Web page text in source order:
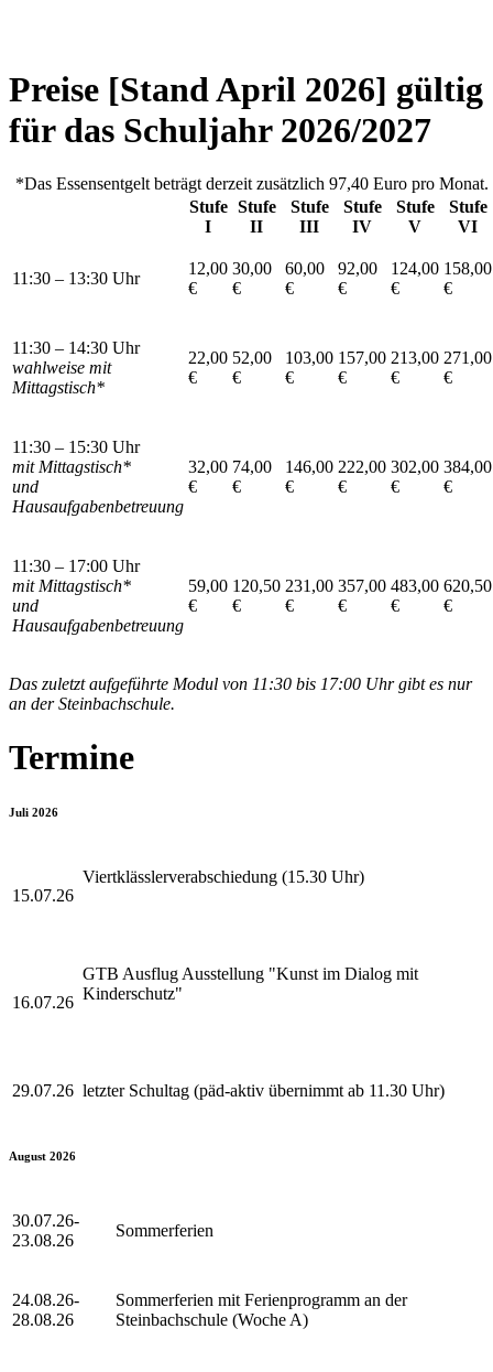
Preise [Stand April 2026] gültig
für das Schuljahr 2026/2027
*Das Essensentgelt beträgt derzeit zusätzlich 97,40 Euro pro Monat.
Stufe
I
Stufe
II
Stufe
III
Stufe
IV
Stufe
V
Stufe
VI
11:30 – 13:30 Uhr
12,00
€
30,00
€
60,00
€
92,00
€
124,00
€
158,00
€
11:30 – 14:30 Uhr
wahlweise mit
Mittagstisch*
22,00
€
52,00
€
103,00
€
157,00
€
213,00
€
271,00
€
11:30 – 15:30 Uhr
mit Mittagstisch*
und
Hausaufgabenbetreuung
32,00
€
74,00
€
146,00
€
222,00
€
302,00
€
384,00
€
11:30 – 17:00 Uhr
mit Mittagstisch*
und
Hausaufgabenbetreuung
59,00
€
120,50
€
231,00
€
357,00
€
483,00
€
620,50
€
Das zuletzt aufgeführte Modul von 11:30 bis 17:00 Uhr gibt es nur
an der Steinbachschule.
Termine
Juli 2026
15.07.26
Viertklässlerverabschiedung (15.30 Uhr)
16.07.26
GTB Ausflug Ausstellung "Kunst im Dialog mit
Kinderschutz"
29.07.26 letzter Schultag (päd-aktiv übernimmt ab 11.30 Uhr)
August 2026
30.07.26-
23.08.26
Sommerferien
24.08.26-
28.08.26
Sommerferien mit Ferienprogramm an der
Steinbachschule (Woche A)